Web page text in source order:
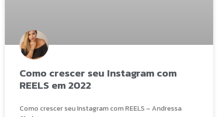
Como crescer seu Instagram com
REELS em 2022
Como crescer seu Instagram com REELS – Andressa